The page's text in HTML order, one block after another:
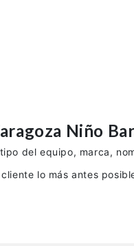
Niño
del equipo, marca,
lo más antes